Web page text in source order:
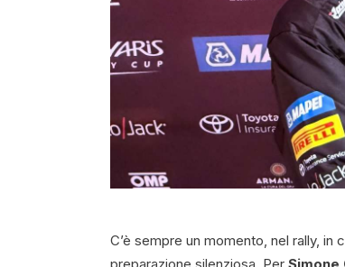
C’è sempre un momento, nel rally,